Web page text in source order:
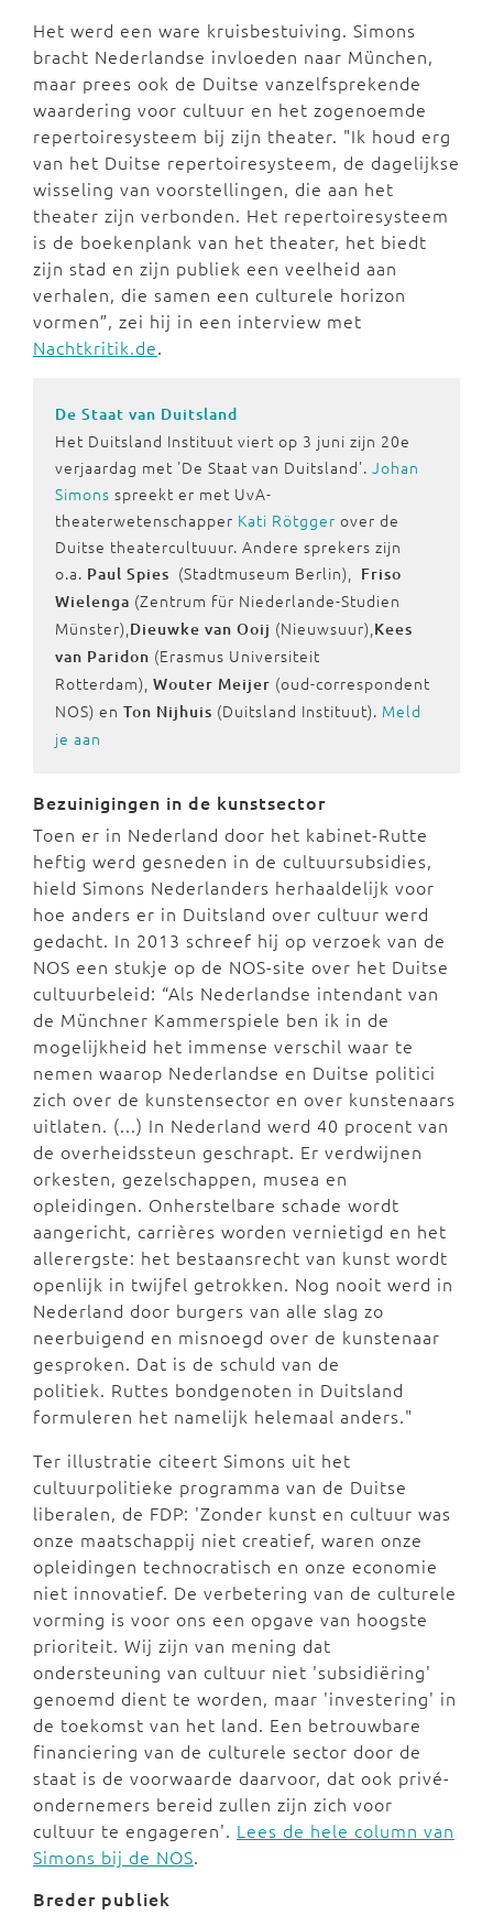
Het werd een ware kruisbestuiving. Simons
bracht Nederlandse invloeden naar München,
maar prees ook de Duitse vanzelfsprekende
waardering voor cultuur en het zogenoemde
repertoiresysteem bij zijn theater. "Ik houd erg
van het Duitse repertoiresysteem, de dagelijkse
wisseling van voorstellingen, die aan het
theater zijn verbonden. Het repertoiresysteem
is de boekenplank van het theater, het biedt
zijn stad en zijn publiek een veelheid aan
verhalen, die samen een culturele horizon
vormen”, zei hij in een interview met
Nachtkritik.de.
De Staat van Duitsland
Het Duitsland Instituut viert op 3 juni zijn 20e
verjaardag met 'De Staat van Duitsland'. Johan
Simons spreekt er met UvA-
theaterwetenschapper Kati Rötgger over de
Duitse theatercultuuur. Andere sprekers zijn
o.a. Paul Spies (Stadtmuseum Berlin), Friso
Wielenga (Zentrum für Niederlande-Studien
Münster),Dieuwke van Ooij (Nieuwsuur),Kees
van Paridon (Erasmus Universiteit
Rotterdam), Wouter Meijer (oud-correspondent
NOS) en Ton Nijhuis (Duitsland Instituut). Meld
je aan
Bezuinigingen in de kunstsector
Toen er in Nederland door het kabinet-Rutte
heftig werd gesneden in de cultuursubsidies,
hield Simons Nederlanders herhaaldelijk voor
hoe anders er in Duitsland over cultuur werd
gedacht. In 2013 schreef hij op verzoek van de
NOS een stukje op de NOS-site over het Duitse
cultuurbeleid: “Als Nederlandse intendant van
de Münchner Kammerspiele ben ik in de
mogelijkheid het immense verschil waar te
nemen waarop Nederlandse en Duitse politici
zich over de kunstensector en over kunstenaars
uitlaten. (...) In Nederland werd 40 procent van
de overheidssteun geschrapt. Er verdwijnen
orkesten, gezelschappen, musea en
opleidingen. Onherstelbare schade wordt
aangericht, carrières worden vernietigd en het
allerergste: het bestaansrecht van kunst wordt
openlijk in twijfel getrokken. Nog nooit werd in
Nederland door burgers van alle slag zo
neerbuigend en misnoegd over de kunstenaar
gesproken. Dat is de schuld van de
politiek. Ruttes bondgenoten in Duitsland
formuleren het namelijk helemaal anders."
Ter illustratie citeert Simons uit het
cultuurpolitieke programma van de Duitse
liberalen, de FDP: 'Zonder kunst en cultuur was
onze maatschappij niet creatief, waren onze
opleidingen technocratisch en onze economie
niet innovatief. De verbetering van de culturele
vorming is voor ons een opgave van hoogste
prioriteit. Wij zijn van mening dat
ondersteuning van cultuur niet 'subsidiëring'
genoemd dient te worden, maar 'investering' in
de toekomst van het land. Een betrouwbare
financiering van de culturele sector door de
staat is de voorwaarde daarvoor, dat ook privé-
ondernemers bereid zullen zijn zich voor
cultuur te engageren'. Lees de hele column van
Simons bij de NOS.
Breder publiek